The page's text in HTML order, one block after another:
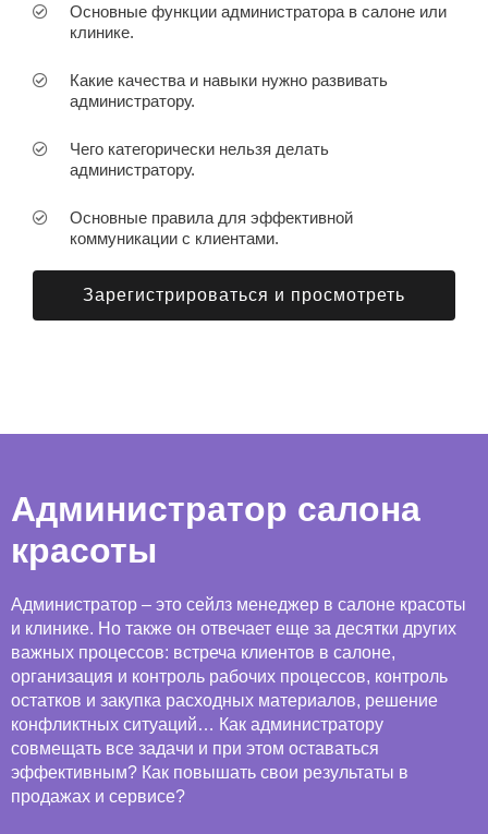
Основные функции администратора в салоне или
клинике.
Какие качества и навыки нужно развивать
администратору.
Чего категорически нельзя делать
администратору.
Основные правила для эффективной
коммуникации с клиентами.
Зарегистрироваться и просмотреть
Администратор салона
красоты
Администратор – это сейлз менеджер в салоне красоты
и клинике. Но также он отвечает еще за десятки других
важных процессов: встреча клиентов в салоне,
организация и контроль рабочих процессов, контроль
остатков и закупка расходных материалов, решение
конфликтных ситуаций… Как администратору
совмещать все задачи и при этом оставаться
эффективным? Как повышать свои результаты в
продажах и сервисе?